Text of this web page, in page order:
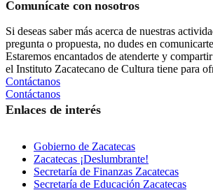
Comunícate con nosotros
Si deseas saber más acerca de nuestras
pregunta o propuesta, no dudes en
Estaremos encantados de atenderte y
el Instituto Zacatecano de Cultura tiene para
Contáctanos
Contáctanos
Enlaces de interés
Gobierno de Zacatecas
Zacatecas ¡Deslumbrante!
Secretaría de Finanzas Zacatecas
Secretaría de Educación Zacatecas